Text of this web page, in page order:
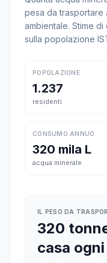
pesa da trasportare
ambientale. Stime
sulla popolazione
POPOLAZIONE
1.237
residenti
CONSUMO ANNUO
320 mila L
acqua minerale
IL PESO DA
320
casa